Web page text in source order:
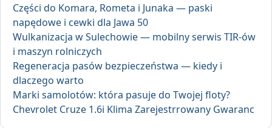
Części do Komara, Rometa i Junaka — paski
napędowe i cewki dla Jawa 50
Wulkanizacja w Sulechowie — mobilny serwis TIR-ów
i maszyn rolniczych
Regeneracja pasów bezpieczeństwa — kiedy i
dlaczego warto
Marki samolotów: która pasuje do Twojej floty?
Chevrolet Cruze 1.6i Klima Zarejestrrowany Gwaranc